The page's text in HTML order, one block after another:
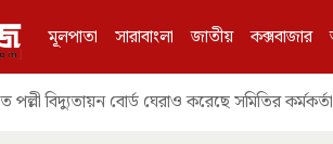
মূলপাতা সারাবাংলা জাতীয় কক্সবাজার
পল্লী বিদ্যুতায়ন বোর্ড ঘেরাও করেছে সমিতির